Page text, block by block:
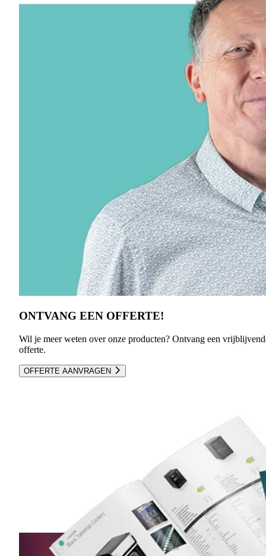
ONTVANG EEN OFFERTE!
Wil je meer weten over onze producten? Ontvang een
offerte.
OFFERTE AANVRAGEN